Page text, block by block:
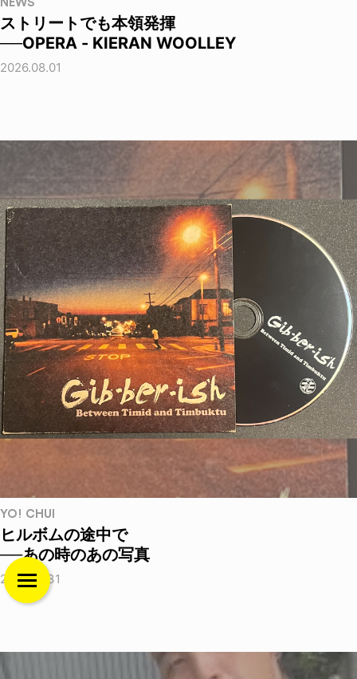
NEWS
ストリートでも本領発揮
──OPERA - KIERAN WOOLLEY
2026.08.01
YO! CHUI
ヒルボムの途中で
──あの時のあの写真
2026.07.31